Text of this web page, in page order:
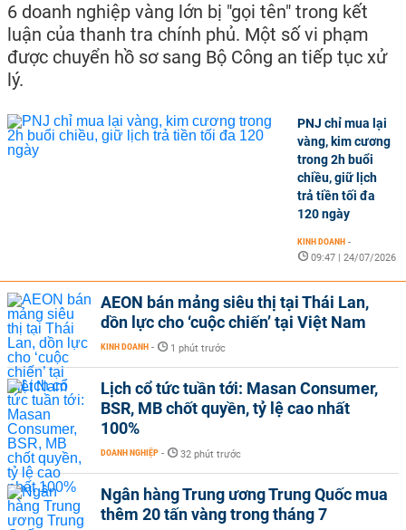
6 doanh nghiệp vàng lớn bị "gọi tên" trong kết
luận của thanh tra chính phủ. Một số vi phạm
được chuyển hồ sơ sang Bộ Công an tiếp tục xử
lý.
PNJ chỉ mua lại
vàng, kim cương
trong 2h buổi
chiều, giữ lịch
trả tiền tối đa
120 ngày
KINH DOANH -
09:47 | 24/07/2026
AEON bán mảng siêu thị tại Thái Lan,
dồn lực cho ‘cuộc chiến’ tại Việt Nam
KINH DOANH - 1 phút trước
Lịch cổ tức tuần tới: Masan Consumer,
BSR, MB chốt quyền, tỷ lệ cao nhất
100%
DOANH NGHIỆP - 32 phút trước
Ngân hàng Trung ương Trung Quốc mua
thêm 20 tấn vàng trong tháng 7